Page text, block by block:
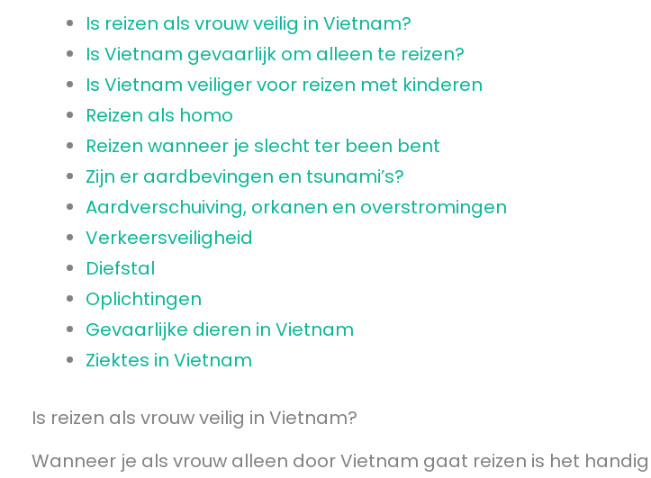
Is reizen als vrouw veilig in Vietnam?
Is Vietnam gevaarlijk om alleen te reizen?
Is Vietnam veiliger voor reizen met kinderen
Reizen als homo
Reizen wanneer je slecht ter been bent
Zijn er aardbevingen en tsunami’s?
Aardverschuiving, orkanen en overstromingen
Verkeersveiligheid
Diefstal
Oplichtingen
Gevaarlijke dieren in Vietnam
Ziektes in Vietnam
Is reizen als vrouw veilig in Vietnam?
Wanneer je als vrouw alleen door Vietnam gaat reizen is het